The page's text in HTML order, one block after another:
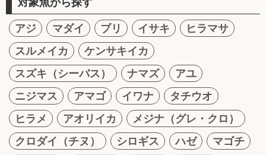
アジ マダイ ブリ イサキ
ヒラマサ
スルメイカ
ケンサキイカ
スズキ（シーバス）
ナマズ
アユ
ニジマス
アマゴ イワナ
タチウオ
ヒラメ
アオリイカ
メジナ（グレ・クロ）
クロダイ（チヌ）
シロギス ハゼ
マゴチ